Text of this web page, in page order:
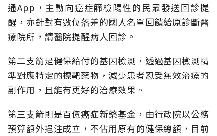
通App，主動向癌症篩檢陽性的民眾發送回診提
醒，亦針對有數位落差的國人名單回饋給原診斷醫
療院所，請醫院提醒病人回診。
第二支箭是健保給付的基因檢測，透過基因檢測精
準對應特定的標靶藥物，減少患者忍受無效治療的
副作用，且能有更好的治療效果。
第三支箭則是百億癌症新藥基金，由行政院以公務
預算額外挹注成立，不佔用原有的健保總額，目前